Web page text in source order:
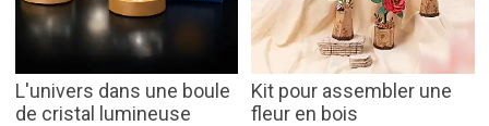
L'univers dans une boule
de cristal lumineuse
Kit pour assembler une
fleur en bois